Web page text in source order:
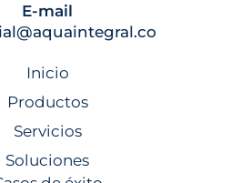
E-mail
Inicio
Productos
Servicios
Soluciones